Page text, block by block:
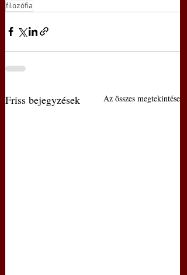
filozófia
Friss bejegyzések Az összes megtekintése